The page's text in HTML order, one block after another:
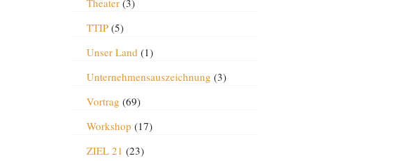
Theater(3)
TTIP(5)
Unser Land (1)
Unternehmensauszeichnung (3)
Vortrag (69)
Workshop (17)
ZIEL 21 (23)